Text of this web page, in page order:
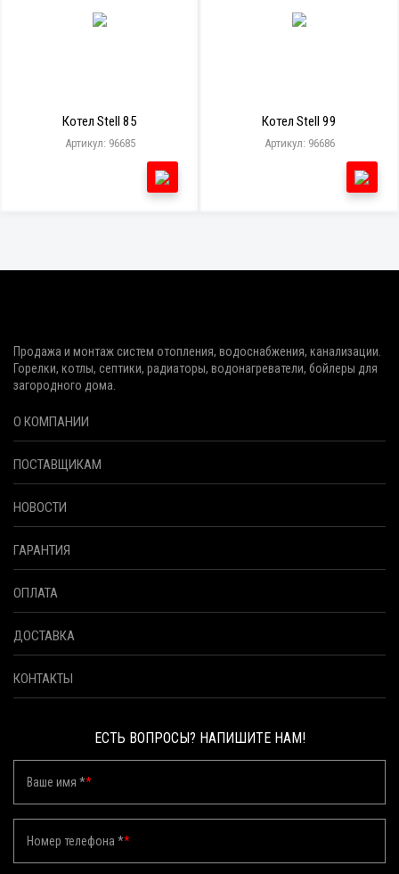
Котел Stell 85
Артикул: 96685
Котел Stell 99
Артикул: 96686
Продажа и монтаж систем отопления, водоснабжения, канализации.
Горелки, котлы, септики, радиаторы, водонагреватели, бойлеры для
загородного дома.
О КОМПАНИИ
ПОСТАВЩИКАМ
НОВОСТИ
ГАРАНТИЯ
ОПЛАТА
ДОСТАВКА
КОНТАКТЫ
ЕСТЬ ВОПРОСЫ? НАПИШИТЕ НАМ!
Ваше имя **
Номер телефона **